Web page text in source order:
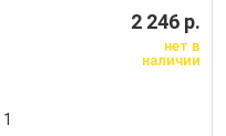
1
2 246 р.
нет в
наличии